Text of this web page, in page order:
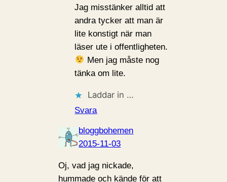
Jag misstänker alltid att
andra tycker att man är
lite konstigt när man
läser ute i offentligheten.
Men jag måste nog
tänka om lite.
Laddar in …
Svara
bloggbohemen
2015-11-03
Oj, vad jag nickade,
hummade och kände för att